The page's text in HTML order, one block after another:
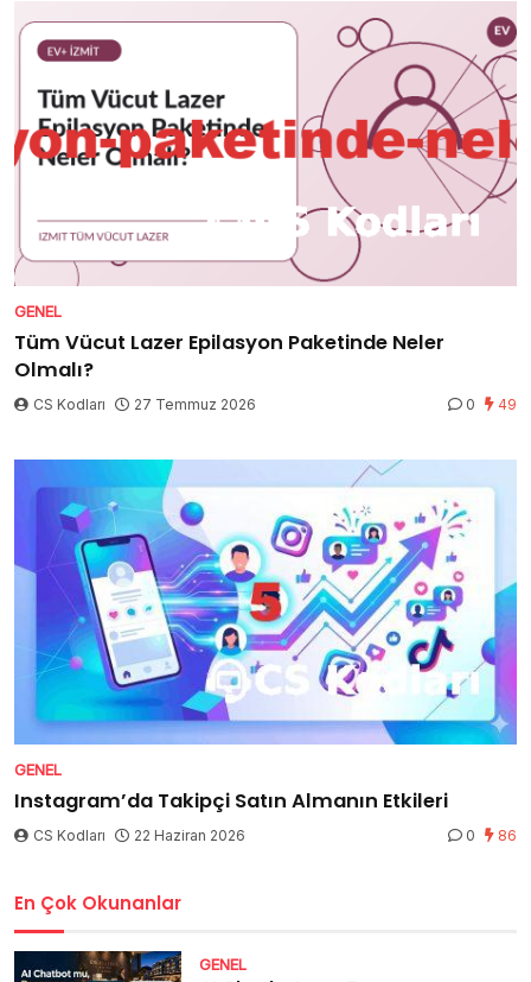
GENEL
Tüm Vücut Lazer Epilasyon Paketinde Neler
Olmalı?
CS Kodları 27 Temmuz 2026 0 49
GENEL
Instagram’da Takipçi Satın Almanın Etkileri
CS Kodları 22 Haziran 2026 0 86
En Çok Okunanlar
GENEL